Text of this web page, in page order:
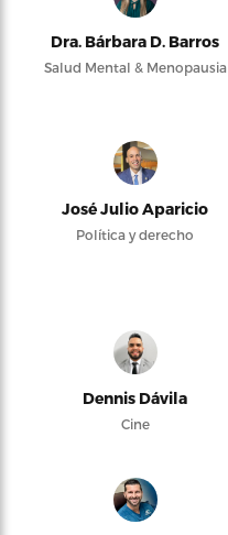
Dra. Bárbara D. Barros
Salud Mental & Menopausia
José Julio Aparicio
Política y derecho
Dennis Dávila
Cine